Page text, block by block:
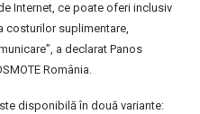
Internet, ce poate oferi inclusiv
costurilor suplimentare,
a declarat Panos
România.
disponibilă în două variante: